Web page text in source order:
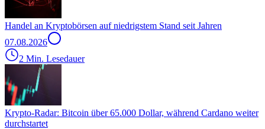
Handel an Kryptobörsen auf niedrigstem Stand seit Jahren
07.08.2026
2 Min. Lesedauer
Krypto-Radar: Bitcoin über 65.000 Dollar, während Cardano weiter
durchstartet